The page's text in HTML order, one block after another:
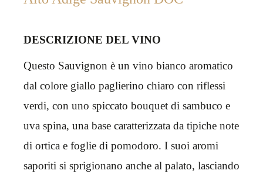
DESCRIZIONE DEL VINO
Questo Sauvignon è un vino bianco aromatico
dal colore giallo paglierino chiaro con riflessi
verdi, con uno spiccato bouquet di sambuco e
uva spina, una base caratterizzata da tipiche note
di ortica e foglie di pomodoro. I suoi aromi
saporiti si sprigionano anche al palato, lasciando